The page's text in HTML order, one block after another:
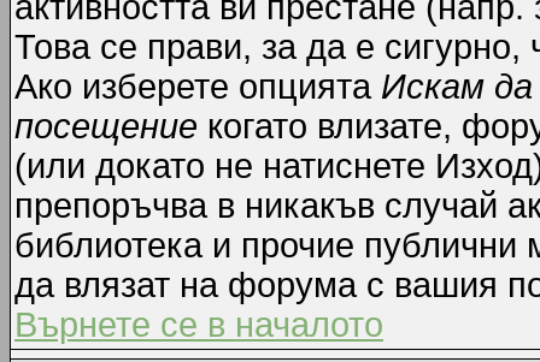
Това се прави, за да е
Ако изберете опцията Искам
посещение когато влизате,
(или докато не натиснете
препоръчва в никакъв случай
библиотека и прочие публични
да влязат на форума с вашия
Върнете се в началото